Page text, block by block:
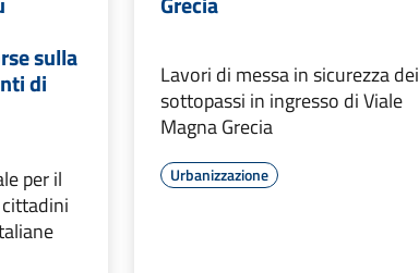
sulla
di
per il
Lavori di messa in sicurezza dei
sottopassi in ingresso di Viale
Magna Grecia
Urbanizzazione